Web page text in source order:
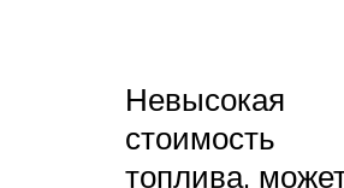
Невысокая
стоимость
топлива,